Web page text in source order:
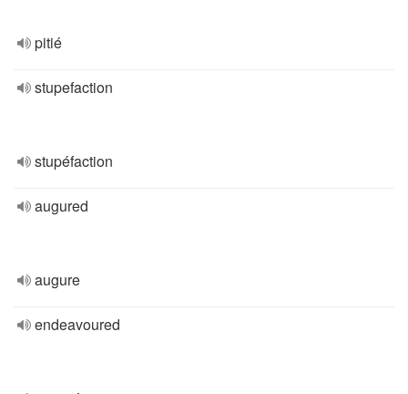
pitié
stupefaction
stupéfaction
augured
augure
endeavoured